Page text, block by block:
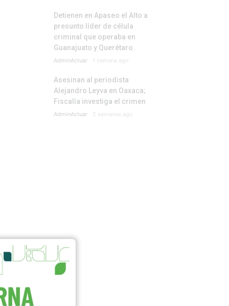
Detienen en Apaseo el Alto a
presunto líder de célula
criminal que operaba en
Guanajuato y Querétaro
AdminActuar 1 semana ago
Asesinan al periodista
Alejandro Leyva en Oaxaca;
Fiscalía investiga el crimen
AdminActuar 2 semanas ago